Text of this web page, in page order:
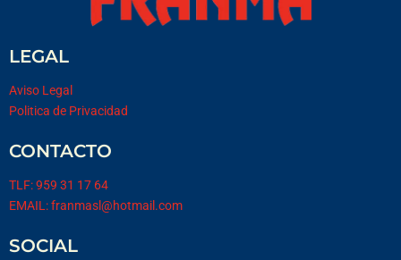
LEGAL
Aviso Legal
Politica de Privacidad
CONTACTO
TLF: 959 31 17 64
EMAIL: franmasl@hotmail.com
SOCIAL